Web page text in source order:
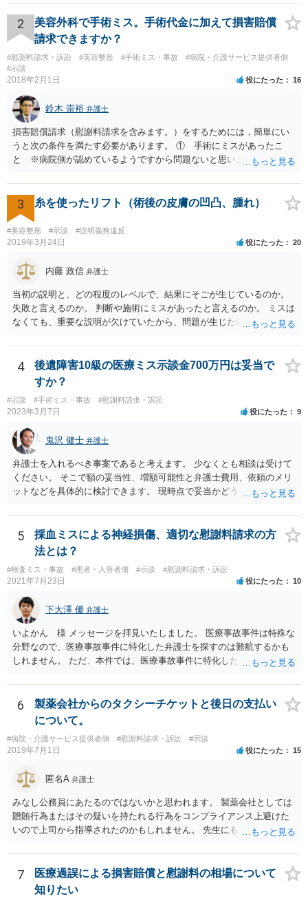
眼が悪化することがあるにもかかわらず、全く説明されなかったよう
な場合」には、請求することは可能です。
2
美容外科で手術ミス。手術代金に加えて損害賠償
請求できますか？
#慰謝料請求・訴訟 #美容整形 #手術ミス・事故
#病院・介護サービス提供者側
#示談
2018年2月1日 役にたった 16
鈴木 崇裕 弁護士
損害賠償請求（慰謝料請求を含みます。）をするためには，簡単にい
うと次の条件を満たす必要があります。 ① 手術にミスがあったこ
と ※病院側が認めているようですから問題ないと思います。 ② 手
術のミスの「せいで」マスクが外せなくなったこと ④ 仕事を休まな
ければならなくなった「せいで」休業損害が発生したこと ⑤ マスク
を外せなくなった「せいで」経済的に評価できる精神的な損害が発生
したこと 「せいで」と強調した点が，内藤先生のご指摘なさる「相当
因果関係」です。 手術のミスと関係のないことまでは責任追及ができ
しく悪くなってしまったとか， 手術のミスの結果，入院期間が延びて
しまったとかいう事情があれば， 追加請求が可能な余地があります。
ただし，手術代の返金に応じた際に「これ以上金銭の請求はしませ
ん」という趣旨の合意をしてしまっていると， 上記の請求は，基本的
には困難となります。
3 糸を使ったリフト（術後の皮膚の凹凸、腫れ）
#美容整形 #示談 #説明義務違反
2019年3月24日 役にたった 20
内藤 政信 弁護士
当初の説明と、どの程度のレベルで、結果にそごが生じているのか。
失敗と言えるのか。 判断や施術にミスがあったと言えるのか。 ミスは
なくても、重要な説明が欠けていたから、問題が生じたのか。 美容整
4
後遺障害10級の医療ミス示談金700万円は妥当で
すか？
#示談 #手術ミス・事故 #慰謝料請求・訴訟
2023年3月7日 役にたった 9
鬼沢 健士 弁護士
弁護士を入れるべき事案であると考えます。 少なくとも相談は受けて
ください。 そこで額の妥当性、増額可能性と弁護士費用、依頼のメリ
ットなどを具体的に検討できます。 現時点で妥当かどうかを即断する
5
採血ミスによる神経損傷、適切な慰謝料請求の方
法とは？
#検査ミス・事故 #患者・入所者側 #示談 #慰謝料請求・訴訟
2021年7月23日 役にたった 10
下大澤 優 弁護士
いよかん 様 メッセージを拝見いたしました。 医療事故事件は特殊な
分野なので、医療事故事件に特化した弁護士を探すのは難航するかも
しれません。 ただ、本件では、医療事故事件に特化した弁護士でなく
の過失（医療ミス）の立証なのですが、本件では過失自体には争いが
ないため、損害額の立証が主なポイントになります。 損害額に立証に
関しては、交通事故事件と同様の発想で考えればよいので、対応でき
る弁護士は多いと思います。 今後の交渉については、ご自身で対応さ
れることも可能ではありますが、相手方保険会社は容易に増額に応じ
ない（多少の増額はあり得るとしても、裁判基準での和解は難しい）
と思われます。 弁護士が介入することにより提示額が大きく変わるこ
とは多々あるため、可能であれば弁護士に依頼した上での交渉をお勧
めしたいところです。
6
製薬会社からのタクシーチケットと後日の支払い
について。
#病院・介護サービス提供者側 #慰謝料請求・訴訟 #示談
2019年7月1日 役にたった 15
匿名A 弁護士
みなし公務員にあたるのではないかと思われます。 製薬会社としては
贈賄行為またはその疑いを持たれる行為をコンプライアンス上避けた
いので上司から指導されたのかもしれません。 先生にも万一迷惑をか
7
医療過誤による損害賠償と慰謝料の相場について
知りたい